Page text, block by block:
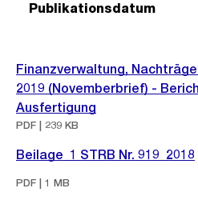
Publikationsdatum
Finanzverwaltung,
2019 (Novemberbrief) -
Ausfertigung
PDF | 239 KB
Beilage_1 STRB Nr. 919_2018
PDF | 1 MB